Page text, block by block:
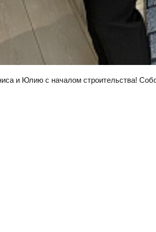
и Юлию с началом строительства!